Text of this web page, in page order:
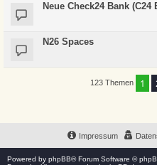
Neue Check24 Bank (C24
N26 Spaces
123 Themen 1
Impressum
Powered by phpBB® Forum Software ©